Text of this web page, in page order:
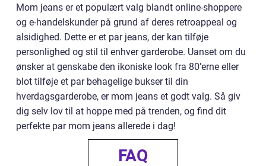
Mom jeans er et populært valg blandt online-shoppere
og e-handelskunder på grund af deres retroappeal og
alsidighed. Dette er et par jeans, der kan tilføje
personlighed og stil til enhver garderobe. Uanset om du
ønsker at genskabe den ikoniske look fra 80’erne eller
blot tilføje et par behagelige bukser til din
hverdagsgarderobe, er mom jeans et godt valg. Så giv
dig selv lov til at hoppe med på trenden, og find dit
perfekte par mom jeans allerede i dag!
FAQ